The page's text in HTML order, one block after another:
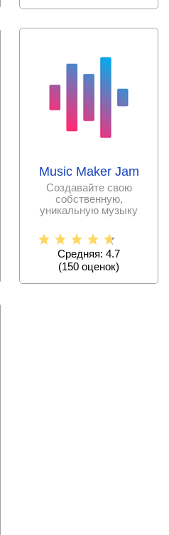
Music Maker Jam
Создавайте свою
собственную,
уникальную музыку
жанрах,
Средняя: 4.7
(150 оценок)